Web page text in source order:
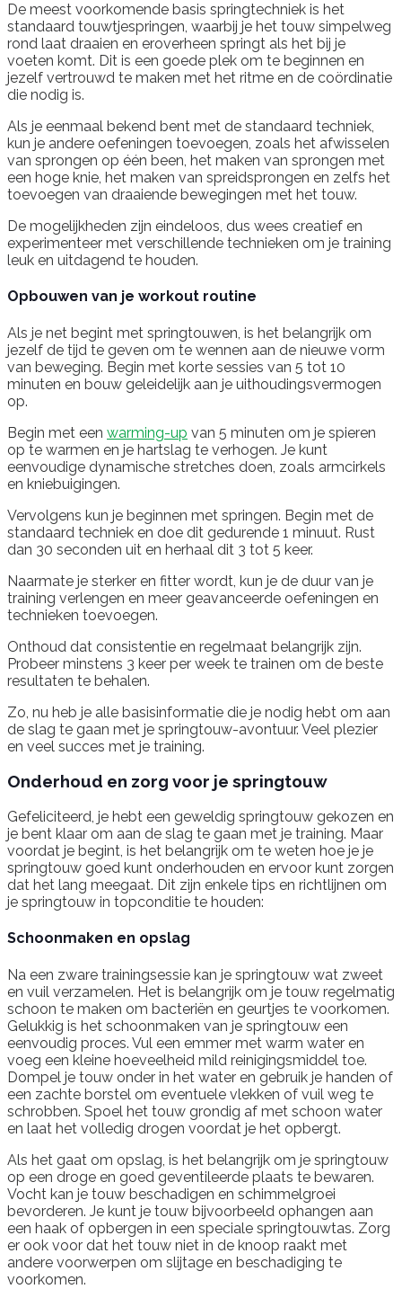
De meest voorkomende basis springtechniek is het
standaard touwtjespringen, waarbij je het touw simpelweg
rond laat draaien en eroverheen springt als het bij je
voeten komt. Dit is een goede plek om te beginnen en
jezelf vertrouwd te maken met het ritme en de coördinatie
die nodig is.
Als je eenmaal bekend bent met de standaard techniek,
kun je andere oefeningen toevoegen, zoals het afwisselen
van sprongen op één been, het maken van sprongen met
een hoge knie, het maken van spreidsprongen en zelfs het
toevoegen van draaiende bewegingen met het touw.
De mogelijkheden zijn eindeloos, dus wees creatief en
experimenteer met verschillende technieken om je training
leuk en uitdagend te houden.
Opbouwen van je workout routine
Als je net begint met springtouwen, is het belangrijk om
jezelf de tijd te geven om te wennen aan de nieuwe vorm
van beweging. Begin met korte sessies van 5 tot 10
minuten en bouw geleidelijk aan je uithoudingsvermogen
op.
Begin met een warming-up van 5 minuten om je spieren
op te warmen en je hartslag te verhogen. Je kunt
eenvoudige dynamische stretches doen, zoals armcirkels
en kniebuigingen.
Vervolgens kun je beginnen met springen. Begin met de
standaard techniek en doe dit gedurende 1 minuut. Rust
dan 30 seconden uit en herhaal dit 3 tot 5 keer.
Naarmate je sterker en fitter wordt, kun je de duur van je
training verlengen en meer geavanceerde oefeningen en
technieken toevoegen.
Onthoud dat consistentie en regelmaat belangrijk zijn.
Probeer minstens 3 keer per week te trainen om de beste
resultaten te behalen.
Zo, nu heb je alle basisinformatie die je nodig hebt om aan
de slag te gaan met je springtouw-avontuur. Veel plezier
en veel succes met je training.
Onderhoud en zorg voor je springtouw
Gefeliciteerd, je hebt een geweldig springtouw gekozen en
je bent klaar om aan de slag te gaan met je training. Maar
voordat je begint, is het belangrijk om te weten hoe je je
springtouw goed kunt onderhouden en ervoor kunt zorgen
dat het lang meegaat. Dit zijn enkele tips en richtlijnen om
je springtouw in topconditie te houden:
Schoonmaken en opslag
Na een zware trainingsessie kan je springtouw wat zweet
en vuil verzamelen. Het is belangrijk om je touw regelmatig
schoon te maken om bacteriën en geurtjes te voorkomen.
Gelukkig is het schoonmaken van je springtouw een
eenvoudig proces. Vul een emmer met warm water en
voeg een kleine hoeveelheid mild reinigingsmiddel toe.
Dompel je touw onder in het water en gebruik je handen of
een zachte borstel om eventuele vlekken of vuil weg te
schrobben. Spoel het touw grondig af met schoon water
en laat het volledig drogen voordat je het opbergt.
Als het gaat om opslag, is het belangrijk om je springtouw
op een droge en goed geventileerde plaats te bewaren.
Vocht kan je touw beschadigen en schimmelgroei
bevorderen. Je kunt je touw bijvoorbeeld ophangen aan
een haak of opbergen in een speciale springtouwtas. Zorg
er ook voor dat het touw niet in de knoop raakt met
andere voorwerpen om slijtage en beschadiging te
voorkomen.